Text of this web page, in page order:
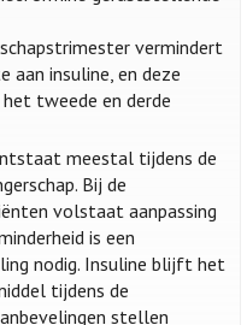
vermindert
aan insuline, en deze
tweede en derde
meestal tijdens de
Bij de
volstaat aanpassing
is een
nodig. Insuline blijft het
tijdens de
stellen